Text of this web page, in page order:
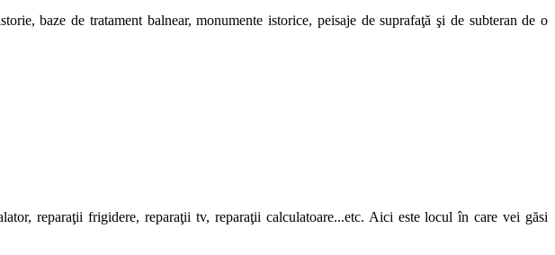
baze de tratament balnear, monumente istorice, peisaje de suprafaţă şi de subteran de o
reparaţii frigidere, reparaţii tv, reparaţii calculatoare...etc. Aici este locul în care vei găsi